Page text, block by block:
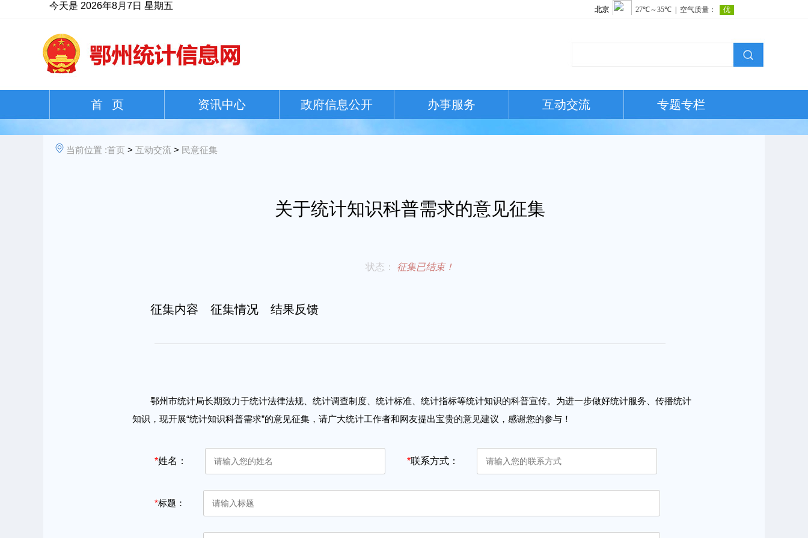
今天是 2026年8月7日 星期五
首 页 资讯中心 政府信息公开 办事服务 互动交流 专题专栏
当前位置 :首页 > 互动交流 > 民意征集
关于统计知识科普需求的意见征集
状态： 征集已结束！
征集内容 征集情况 结果反馈
鄂州市统计局长期致力于统计法律法规、统计调查制度、统计标准、统计指标等统计知识的科普宣传。为进一步做好统计服务、传播统计
知识，现开展“统计知识科普需求”的意见征集，请广大统计工作者和网友提出宝贵的意见建议，感谢您的参与！
*姓名： *联系方式：
*标题：